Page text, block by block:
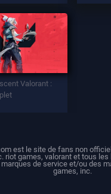
Valorant :
est le site de fans non
riot games, valorant et tous
de service et/ou des
games, inc.